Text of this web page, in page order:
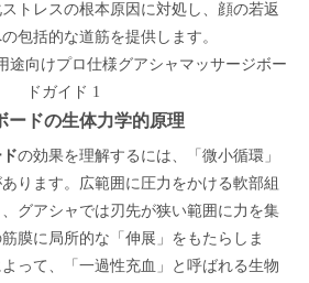
トレスの根本原因に対処し、顔の若返
包括的な道筋を提供します。
ードの生体力学的原理
の効果を理解するには、「微小循環」
ります。広範囲に圧力をかける軟部組
グアシャでは刃先が狭い範囲に力を集
膜に局所的な「伸展」をもたらしま
って、「一過性充血」と呼ばれる生物